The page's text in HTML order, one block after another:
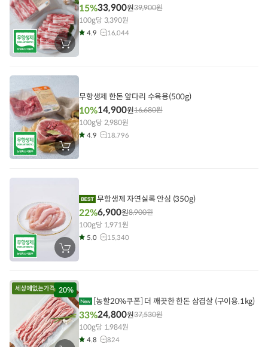
장
바
에
15%33,900원39,900원
100g당 3,390원
4.9 16,044
장
바
에
무항생제 한돈 앞다리 수육용(500g)
10%14,900원16,680원
100g당 2,980원
4.9 18,796
장
바
에
담
기
무항생제 자연실록 안심 (350g)
22%6,900원8,900원
100g당 1,971원
5.0 15,340
20%
[농할20%쿠폰] 더 깨끗한 한돈 삼겹살 (구이용.1kg)
33%24,800원37,530원
100g당 1,984원
4.8 824